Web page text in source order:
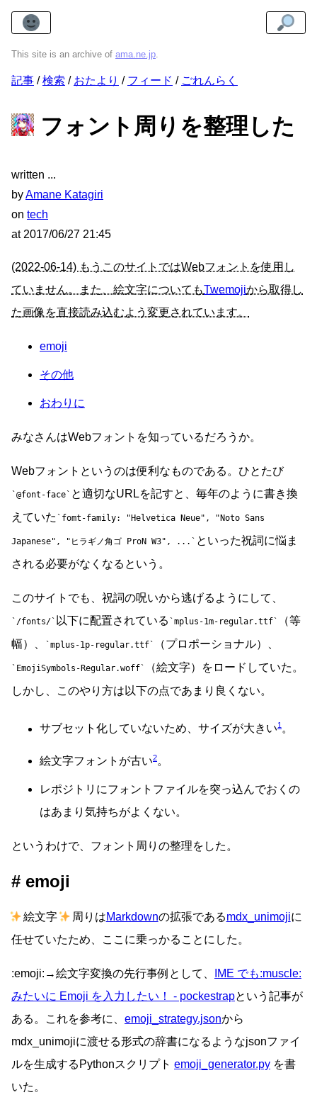
This site is an archive of ama.ne.jp.
記事 検索 おたより フィード ごれんらく
フォント周りを整理した
written
byAmane Katagiri
on tech
at 2017/06/27 21:45
(2022-06-14) もうこのサイトではWebフォントを使用し
ていません。また、絵文字についてもTwemojiから取得し
た画像を直接読み込むよう変更されています。
emoji
その他
おわりに
みなさんはWebフォントを知っているだろうか。
Webフォントというのは便利なものである。ひとたび
@font-face
と適切なURLを記すと、毎年のように書き換
えていた
fomt-family: "Helvetica Neue", "Noto Sans
Japanese", "ヒラギノ角ゴ ProN W3", ...
といった祝詞に悩ま
される必要がなくなるという。
このサイトでも、祝詞の呪いから逃げるようにして、
/fonts/ 以下に配置されている mplus-1m-regular.ttf
（等
幅）、
mplus-1p-regular.ttf （プロポーショナル）、
EmojiSymbols-Regular.woff
（絵文字）をロードしていた。
しかし、このやり方は以下の点であまり良くない。
サブセット化していないため、サイズが大きい1 。
絵文字フォントが古い2。
レポジトリにフォントファイルを突っ込んでおくの
はあまり気持ちがよくない。
というわけで、フォント周りの整理をした。
emoji
絵文字 周りはMarkdownの拡張であるmdx_unimojiに
任せていたため、ここに乗っかることにした。
:emoji:→絵文字変換の先行事例として、
IME でも:muscle:
みたいに Emoji を入力したい！ - pockestrapという記事が
ある。これを参考に、 emoji_strategy.jsonから
mdx_unimojiに渡せる形式の辞書になるようなjsonファイ
ルを生成するPythonスクリプト emoji_generator.py を書
いた。